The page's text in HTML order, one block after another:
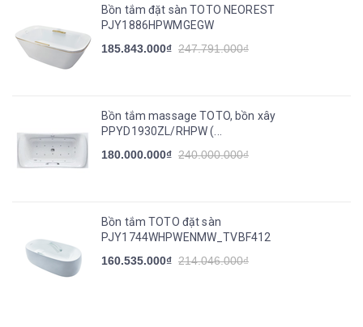
Bồn tắm đặt sàn TOTO NEOREST
PJY1886HPWMGEGW
185.843.000₫ 247.791.000₫
Bồn tắm massage TOTO, bồn xây
PPYD1930ZL/RHPW (...
180.000.000₫ 240.000.000₫
Bồn tắm TOTO đặt sàn
PJY1744WHPWENMW_TVBF412
160.535.000₫ 214.046.000₫